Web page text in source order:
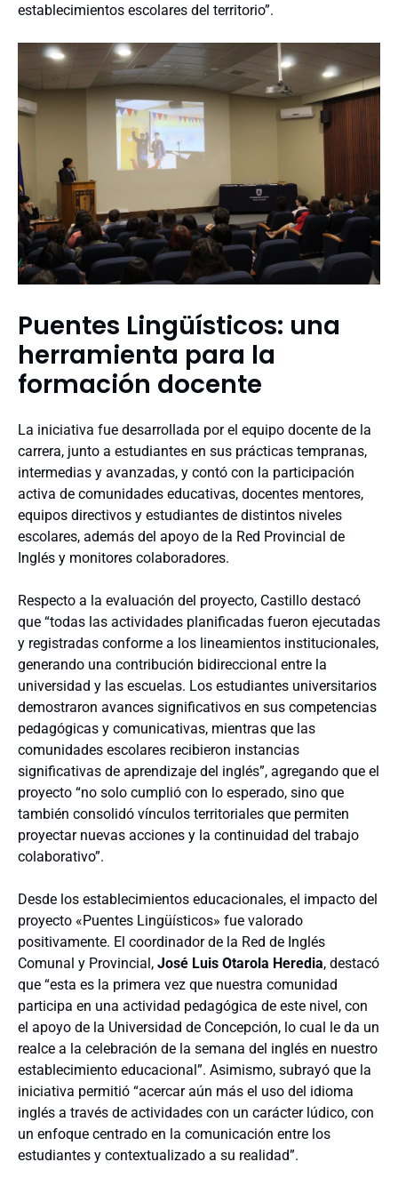
establecimientos escolares del territorio”.
Puentes Lingüísticos: una
herramienta para la
formación docente
La iniciativa fue desarrollada por el equipo docente de la
carrera, junto a estudiantes en sus prácticas tempranas,
intermedias y avanzadas, y contó con la participación
activa de comunidades educativas, docentes mentores,
equipos directivos y estudiantes de distintos niveles
escolares, además del apoyo de la Red Provincial de
Inglés y monitores colaboradores.
Respecto a la evaluación del proyecto, Castillo destacó
que “todas las actividades planificadas fueron ejecutadas
y registradas conforme a los lineamientos institucionales,
generando una contribución bidireccional entre la
universidad y las escuelas. Los estudiantes universitarios
demostraron avances significativos en sus competencias
pedagógicas y comunicativas, mientras que las
comunidades escolares recibieron instancias
significativas de aprendizaje del inglés”, agregando que el
proyecto “no solo cumplió con lo esperado, sino que
también consolidó vínculos territoriales que permiten
proyectar nuevas acciones y la continuidad del trabajo
colaborativo”.
Desde los establecimientos educacionales, el impacto del
proyecto «Puentes Lingüísticos» fue valorado
positivamente. El coordinador de la Red de Inglés
Comunal y Provincial, José Luis Otarola Heredia, destacó
que “esta es la primera vez que nuestra comunidad
participa en una actividad pedagógica de este nivel, con
el apoyo de la Universidad de Concepción, lo cual le da un
realce a la celebración de la semana del inglés en nuestro
establecimiento educacional”. Asimismo, subrayó que la
iniciativa permitió “acercar aún más el uso del idioma
inglés a través de actividades con un carácter lúdico, con
un enfoque centrado en la comunicación entre los
estudiantes y contextualizado a su realidad”.